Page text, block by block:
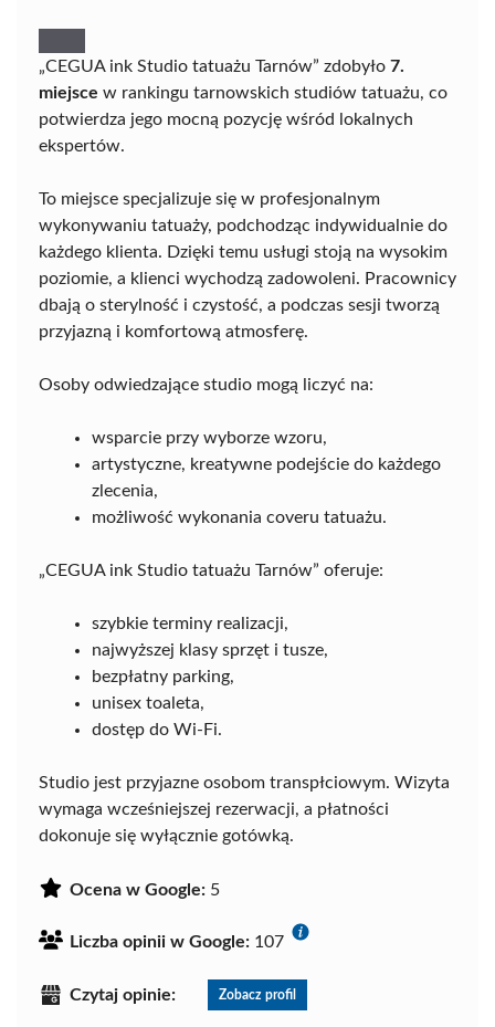
„CEGUA ink Studio tatuażu Tarnów” zdobyło 7.
miejsce w rankingu tarnowskich studiów tatuażu, co
potwierdza jego mocną pozycję wśród lokalnych
ekspertów.
To miejsce specjalizuje się w profesjonalnym
wykonywaniu tatuaży, podchodząc indywidualnie do
każdego klienta. Dzięki temu usługi stoją na wysokim
poziomie, a klienci wychodzą zadowoleni. Pracownicy
dbają o sterylność i czystość, a podczas sesji tworzą
przyjazną i komfortową atmosferę.
Osoby odwiedzające studio mogą liczyć na:
wsparcie przy wyborze wzoru,
artystyczne, kreatywne podejście do każdego
zlecenia,
możliwość wykonania coveru tatuażu.
„CEGUA ink Studio tatuażu Tarnów” oferuje:
szybkie terminy realizacji,
najwyższej klasy sprzęt i tusze,
bezpłatny parking,
unisex toaleta,
dostęp do Wi-Fi.
Studio jest przyjazne osobom transpłciowym. Wizyta
wymaga wcześniejszej rezerwacji, a płatności
dokonuje się wyłącznie gotówką.
Ocena w Google: 5
Liczba opinii w Google: 107
Czytaj opinie: Zobacz profil